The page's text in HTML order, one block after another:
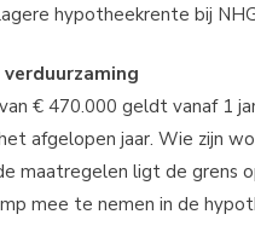
hypotheekrente bij
€ 470.000 geldt vanaf 1
afgelopen jaar. Wie zijn
maatregelen ligt de grens
mee te nemen in de